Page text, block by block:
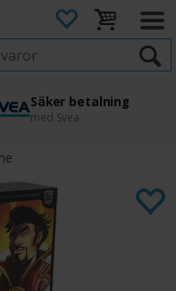
Säker betalning
med Svea
45 dagars ångerrätt
Enkel retur